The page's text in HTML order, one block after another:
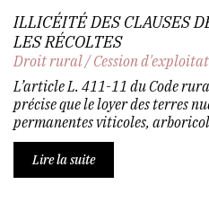
ILLICÉITÉ DES CLAUSES
LES RÉCOLTES
Droit rural/Cession
L’article L. 411-11 du Code
précise que le loyer des terres
permanentes viticoles,
Lire la suite